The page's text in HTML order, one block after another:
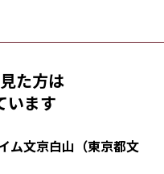
た方は
います
ム文京白山（東京都文